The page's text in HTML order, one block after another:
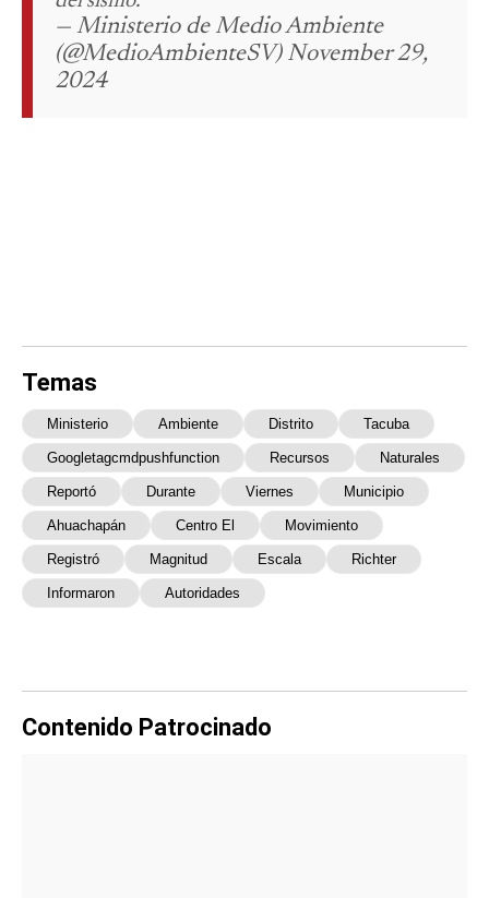
— Ministerio de Medio Ambiente
(@MedioAmbienteSV) November 29,
2024
Temas
Ministerio Ambiente Distrito Tacuba
Googletagcmdpushfunction Recursos Naturales
Reportó Durante Viernes Municipio
Ahuachapán Centro El Movimiento
Registró Magnitud Escala Richter
Informaron Autoridades
Contenido Patrocinado